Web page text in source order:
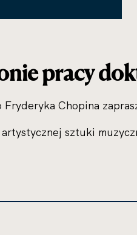
pracy
Chopina
sztuki